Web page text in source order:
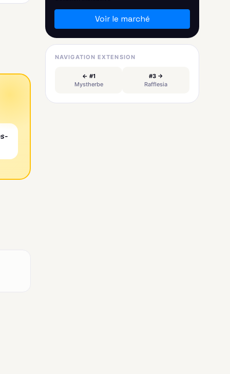
Voir le marché
NAVIGATION EXTENSION
← #1
Mystherbe
#3 →
Rafflesia